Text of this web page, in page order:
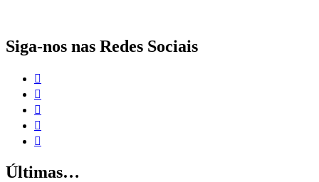
Siga-nos nas Redes Sociais
Últimas…